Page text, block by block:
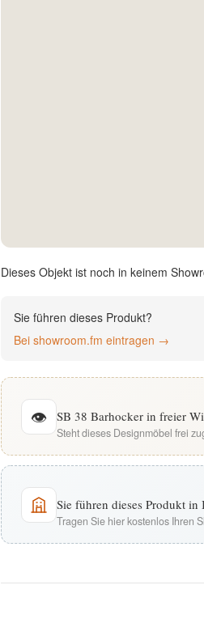
Dieses Objekt ist noch in keinem
Sie führen dieses Produkt?
Bei showroom.fm eintragen →
👁 SB 38 Barhocker in freier
Steht dieses Designmöbel frei
Sie führen dieses Produkt in
Tragen Sie hier kostenlos Ihren